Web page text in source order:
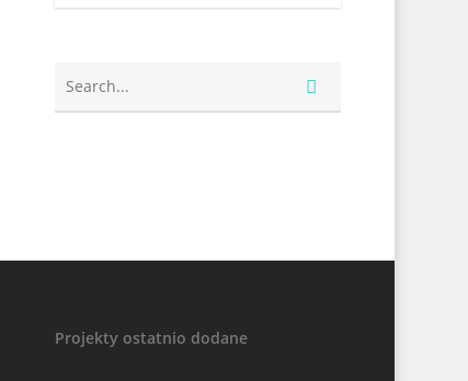
Projekty ostatnio dodane